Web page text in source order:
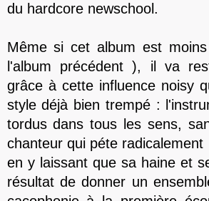
du hardcore newschool.
Même si cet album est
l'album précédent ), il va
grâce à cette influence noisy
style déjà bien trempé :
tordus dans tous les sens,
chanteur qui péte
en y laissant que sa haine et
résultat de donner un